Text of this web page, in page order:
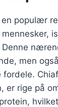
en populær
men
er rige på